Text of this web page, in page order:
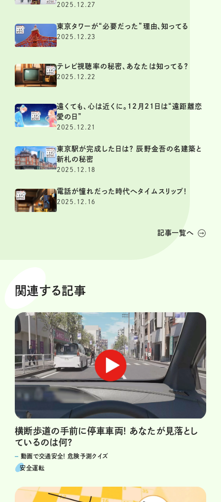
2025.12.27
東京タワーが“必要だった”理由、知ってる
2025.12.23
テレビ視聴率の秘密、あなたは知ってる？
2025.12.22
遠くても、心は近くに。12月21日は“遠距離恋
愛の日”
2025.12.21
東京駅が完成した日は？ 辰野金吾の名建築と
新札の秘密
2025.12.18
電話が憧れだった時代へタイムスリップ！
2025.12.16
記事一覧へ
関連する記事
横断歩道の手前に停車車両! あなたが見落とし
ているのは何?
動画で交通安全! 危険予測クイズ
安全運転